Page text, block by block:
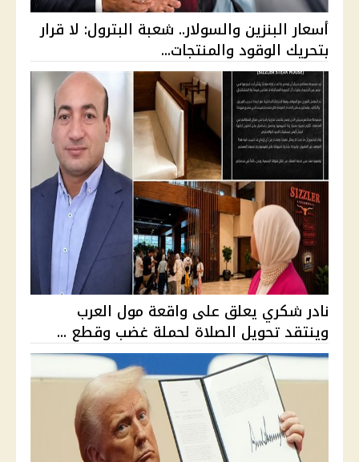
أسعار البنزين والسولار.. شعبة البترول: لا قرار
بتحريك الوقود والمنتجات...
نادر شكري يعلق على واقعة مول العرب
وينتقد تحويل الصلاة لحملة غضب وقطع ...